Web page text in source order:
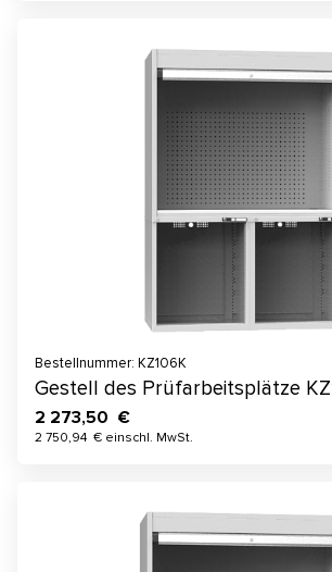
Bestellnummer: KZ106K
Gestell des Prüfarbeitsplätze
2 273,50 €
2 750,94 € einschl. MwSt.